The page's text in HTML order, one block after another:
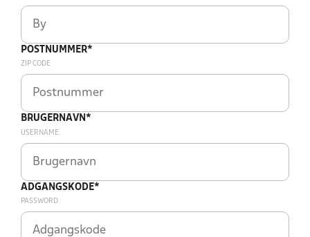
POSTNUMMER*
ZIP CODE
BRUGERNAVN*
USERNAME
ADGANGSKODE*
PASSWORD